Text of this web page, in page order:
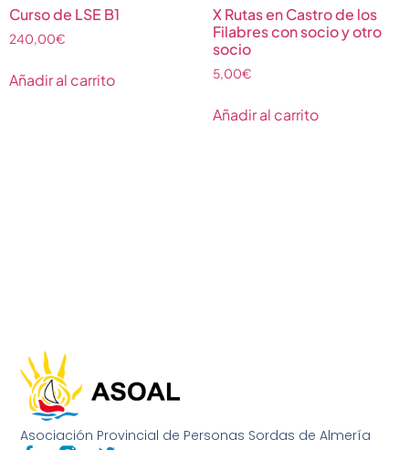
Curso de LSE B1
240,00€
Añadir al carrito
X Rutas en Castro de los
Filabres con socio y otro
socio
5,00€
Añadir al carrito
Asociación Provincial de Personas Sordas de Almería